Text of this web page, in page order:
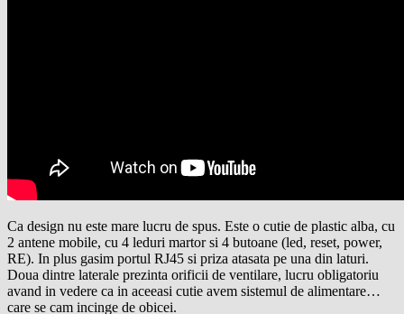
Ca design nu este mare lucru de spus. Este o cutie de plastic alba, cu
2 antene mobile, cu 4 leduri martor si 4 butoane (led, reset, power,
RE). In plus gasim portul RJ45 si priza atasata pe una din laturi.
Doua dintre laterale prezinta orificii de ventilare, lucru obligatoriu
avand in vedere ca in aceeasi cutie avem sistemul de alimentare…
care se cam incinge de obicei.